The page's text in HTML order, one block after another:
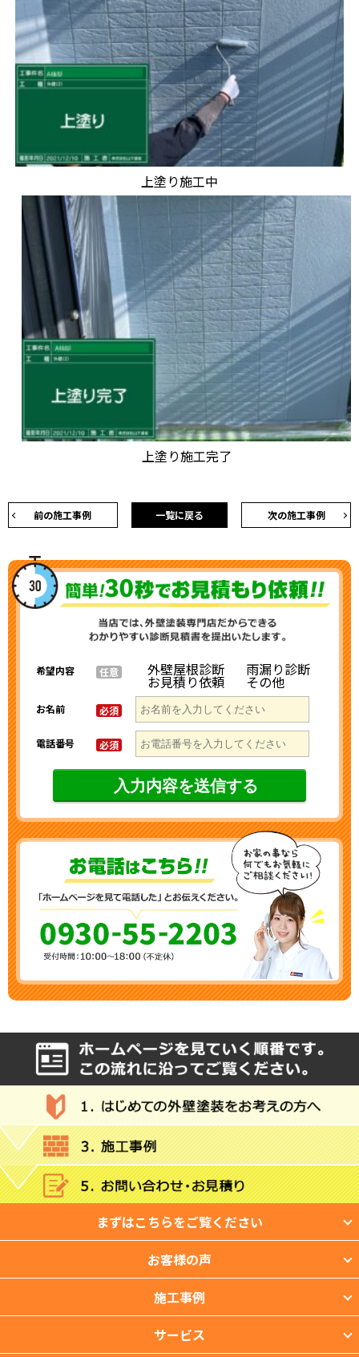
上塗り施工中
上塗り施工完了
前の施工事例 次の施工事例
一覧に戻る
希望内容 任意 外壁屋根診断 雨漏り診断
お見積り依頼 その他
お名前 必須
電話番号 必須
まずはこちらをご覧ください
お客様の声
施工事例
サービス